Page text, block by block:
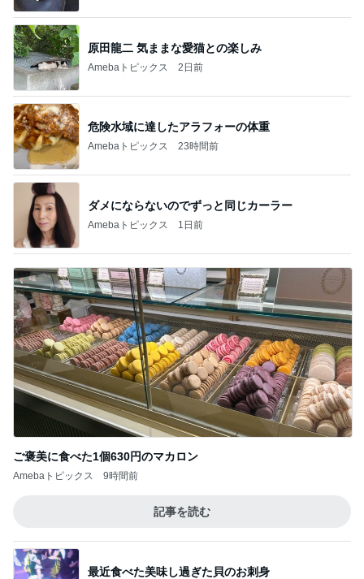
原田龍二 気ままな愛猫との楽しみ
Amebaトピックス 2日前
危険水域に達したアラフォーの体重
Amebaトピックス 23時間前
ダメにならないのでずっと同じカーラー
Amebaトピックス 1日前
ご褒美に食べた1個630円のマカロン
Amebaトピックス 9時間前
記事を読む
最近食べた美味し過ぎた貝のお刺身